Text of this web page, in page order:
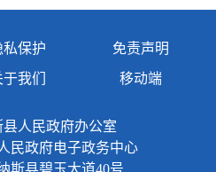
私保护
免责声明
于我们 移动端
人民政府办公室
民政府电子政务中心
斯县碧玉大道40号